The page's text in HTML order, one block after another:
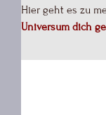
Hier geht es zu
Universum dich